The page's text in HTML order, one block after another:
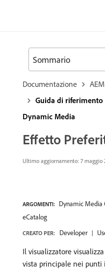
Documentazione
AEM
Guida di
Dynamic Media
Effetto
Ultimo aggiornamento: 7 maggio
ARGOMENTI: Dynamic Media
eCatalog
CREATO PER: Developer
Il visualizzatore
vista principale nei punti
Sommario